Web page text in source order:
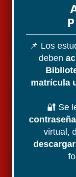
📌 Los
deben
matrícula
🔐 Se
contraseña
virtual,